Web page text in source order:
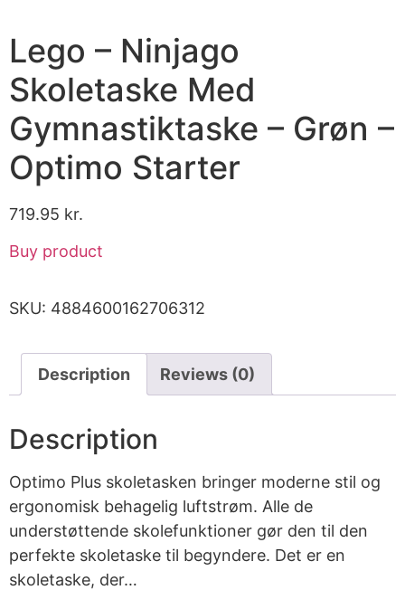
Lego – Ninjago
Skoletaske Med
Gymnastiktaske – Grøn –
Optimo Starter
719.95 kr.
Buy product
SKU: 4884600162706312
Description Reviews (0)
Description
Optimo Plus skoletasken bringer moderne stil og
ergonomisk behagelig luftstrøm. Alle de
understøttende skolefunktioner gør den til den
perfekte skoletaske til begyndere. Det er en
skoletaske, der…